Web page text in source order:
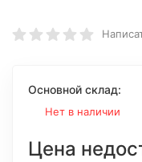
Основной склад:
Нет в наличии
Цена